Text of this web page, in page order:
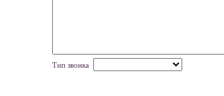
Тип звонка